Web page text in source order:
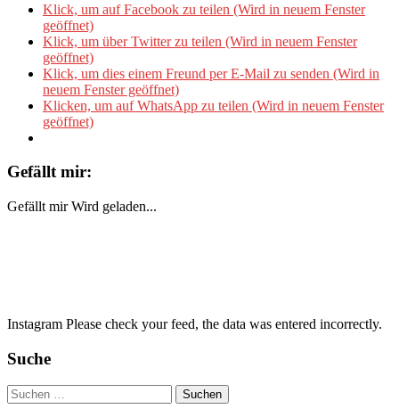
Klick, um auf Facebook zu teilen (Wird in neuem Fenster
geöffnet)
Klick, um über Twitter zu teilen (Wird in neuem Fenster
geöffnet)
Klick, um dies einem Freund per E-Mail zu senden (Wird in
neuem Fenster geöffnet)
Klicken, um auf WhatsApp zu teilen (Wird in neuem Fenster
geöffnet)
Gefällt mir:
Gefällt mir Wird geladen...
Instagram Please check your feed, the data was entered incorrectly.
Suche
Suchen
nach: